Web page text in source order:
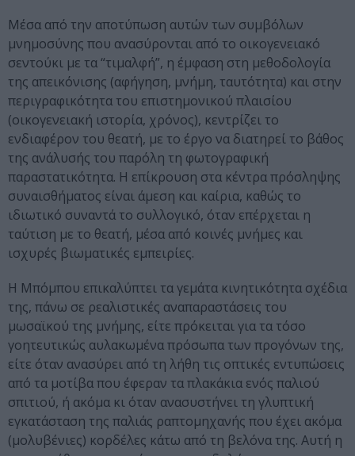
Μέσα από την αποτύπωση αυτών των συμβόλων
μνημοσύνης που ανασύρονται από το οικογενειακό
σεντούκι με τα “τιμαλφή”, η έμφαση στη μεθοδολογία
της απεικόνισης (αφήγηση, μνήμη, ταυτότητα) και στην
περιγραφικότητα του επιστημονικού πλαισίου
(οικογενειακή ιστορία, χρόνος), κεντρίζει το
ενδιαφέρον του θεατή, με το έργο να διατηρεί το βάθος
της ανάλυσής του παρόλη τη φωτογραφική
παραστατικότητα. Η επίκρουση στα κέντρα πρόσληψης
συναισθήματος είναι άμεση και καίρια, καθώς το
ιδιωτικό συναντά το συλλογικό, όταν επέρχεται η
ταύτιση με το θεατή, μέσα από κοινές μνήμες και
ισχυρές βιωματικές εμπειρίες.
Η Μπόμπου επικαλύπτει τα γεμάτα κινητικότητα σχέδια
της, πάνω σε ρεαλιστικές αναπαραστάσεις του
μωσαϊκού της μνήμης, είτε πρόκειται για τα τόσο
γοητευτικώς αυλακωμένα πρόσωπα των προγόνων της,
είτε όταν ανασύρει από τη λήθη τις οπτικές εντυπώσεις
από τα μοτίβα που έφεραν τα πλακάκια ενός παλιού
σπιτιού, ή ακόμα κι όταν ανασυστήνει τη γλυπτική
εγκατάσταση της παλιάς ραπτομηχανής που έχει ακόμα
(μολυβένιες) κορδέλες κάτω από τη βελόνα της. Αυτή η